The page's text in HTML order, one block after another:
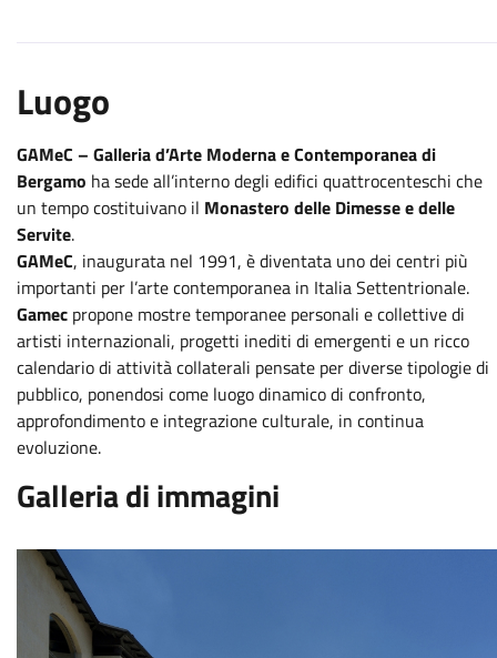
Luogo
GAMeC – Galleria d’Arte Moderna e Contemporanea di
Bergamo ha sede all’interno degli edifici quattrocenteschi che
un tempo costituivano il Monastero delle Dimesse e delle
Servite.
GAMeC, inaugurata nel 1991, è diventata uno dei centri più
importanti per l’arte contemporanea in Italia Settentrionale.
Gamec propone mostre temporanee personali e collettive di
artisti internazionali, progetti inediti di emergenti e un ricco
calendario di attività collaterali pensate per diverse tipologie di
pubblico, ponendosi come luogo dinamico di confronto,
approfondimento e integrazione culturale, in continua
evoluzione.
Galleria di immagini